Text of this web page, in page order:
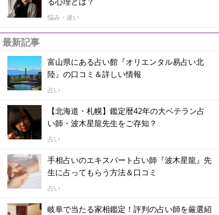
悩み・迷い
最新記事
富山県にある占い館『オリエンタル易占い北
陸』の口コミ＆詳しい情報
占い
【北海道・札幌】鑑定暦42年の大ベテラン占
い師・波木星龍先生をご存知？
占い
手相占いのエキスパート占い師『波木星龍』先
生に占ってもらう方法＆口コミ
占い
岐阜で当たる家相鑑定！評判の占い師を厳選紹